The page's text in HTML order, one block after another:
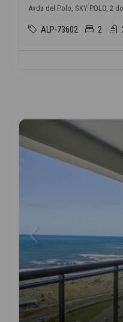
Avda del Polo, SKY POLO, 2
ALP-73602 2